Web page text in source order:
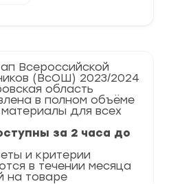
Всероссийской
(ВсОШ) 2023/2024
область
в полном объёме
для всех
за 2 часа до
и критерии
в течении месяца
на товаре